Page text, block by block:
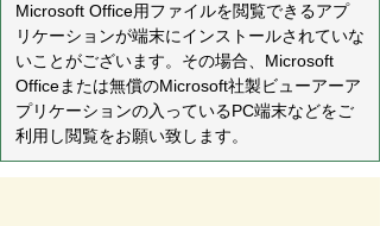
Microsoft Office用ファイルを閲覧できるアプ
リケーションが端末にインストールされていな
いことがございます。その場合、Microsoft
Officeまたは無償のMicrosoft社製ビューアーア
プリケーションの入っているPC端末などをご
利用し閲覧をお願い致します。